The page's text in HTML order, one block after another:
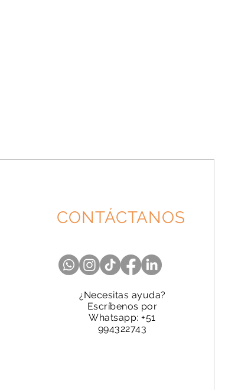
CONTÁCTANOS
¿Necesitas ayuda?
Escríbenos por
Whatsapp: +51
994322743